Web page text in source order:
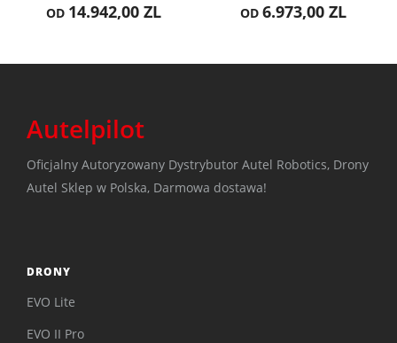
OD 14.942,00 ZL
OD 6.973,00 ZL
Autelpilot
Oficjalny Autoryzowany Dystrybutor Autel Robotics, Drony
Autel Sklep w Polska, Darmowa dostawa!
DRONY
EVO Lite
EVO II Pro